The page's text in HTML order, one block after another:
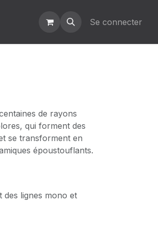
Se connecter
de rayons
qui forment des
se transforment en
époustouflants.
des lignes mono et